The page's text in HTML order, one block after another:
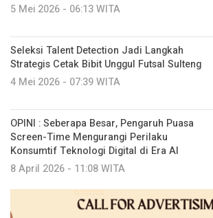
5 Mei 2026 - 06:13 WITA
Seleksi Talent Detection Jadi Langkah
Strategis Cetak Bibit Unggul Futsal Sulteng
4 Mei 2026 - 07:39 WITA
OPINI : Seberapa Besar, Pengaruh Puasa
Screen-Time Mengurangi Perilaku
Konsumtif Teknologi Digital di Era AI
8 April 2026 - 11:08 WITA